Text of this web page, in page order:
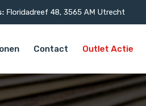
Floridadreef 48, 3565 AM Utrecht
Contact Outlet Actie